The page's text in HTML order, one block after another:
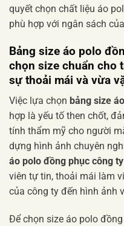
quyết chọn chất liệu áo
phù hợp với ngân sách
Bảng size áo polo
chọn size chuẩn cho
sự thoải mái và vừa
Việc lựa chọn bảng size
hợp là yếu tố then chốt,
tính thẩm mỹ cho người
dựng hình ảnh chuyên
áo polo đồng phục công ty
viên tự tin, thoải mái làm
của công ty đến hình ảnh
Để chọn size áo polo